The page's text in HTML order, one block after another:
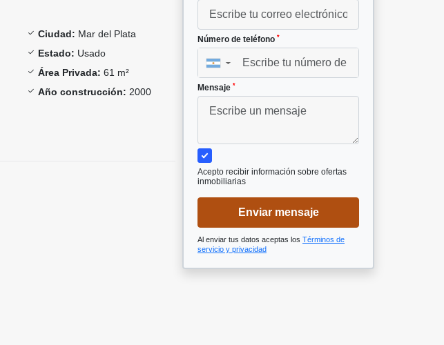
Ciudad: Mar del Plata
Estado: Usado
Área Privada: 61 m²
Año construcción: 2000
Número de teléfono *
▼
Mensaje *
Acepto recibir información sobre ofertas
inmobiliarias
Enviar mensaje
Al enviar tus datos aceptas los Términos de
servicio y privacidad